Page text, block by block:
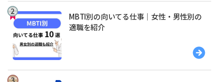
MBTI別の向いてる仕事｜女性・男性別の
適職を紹介